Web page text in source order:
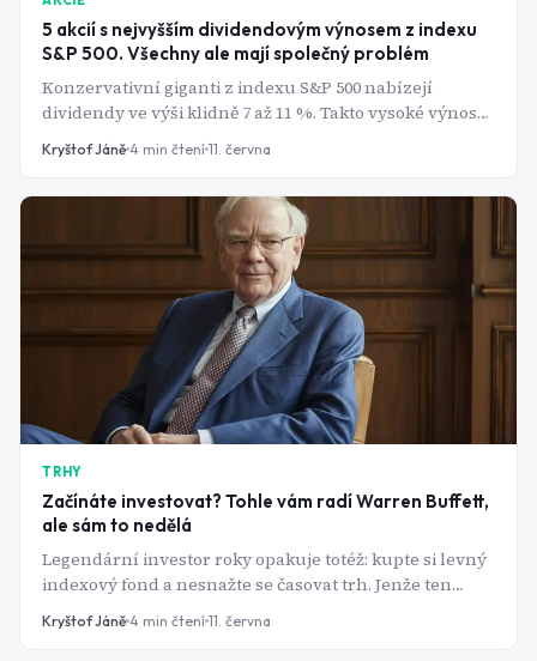
5 akcií s nejvyšším dividendovým výnosem z indexu
S&P 500. Všechny ale mají společný problém
Konzervativní giganti z indexu S&P 500 nabízejí
dividendy ve výši klidně 7 až 11 %. Takto vysoké výnosy
jsou však důsledek hroutících se cen akcií a vlny
snižování pozitivních ratingů ze strany Wall Street. Jde
Kryštof Jáně 4 min čtení 11. června
TRHY
Začínáte investovat? Tohle vám radí Warren Buffett,
ale sám to nedělá
Legendární investor roky opakuje totéž: kupte si levný
indexový fond a nesnažte se časovat trh. Jenže ten
index dnes ze 41 % tvoří deset firem a Berkshire drží
rekordních 397 miliard dolarů v hotovosti. Jak to jde
Kryštof Jáně 4 min čtení 11. června